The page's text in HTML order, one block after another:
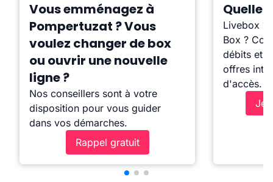
Vous emménagez à
Pompertuzat ? Vous
voulez changer de box
ou ouvrir une nouvelle
ligne ?
Nos conseillers sont à votre
disposition pour vous guider
dans vos démarches.
Rappel gratuit
Quelle
Livebox ?
Box ?
débits et
offres
d'accès.
Je